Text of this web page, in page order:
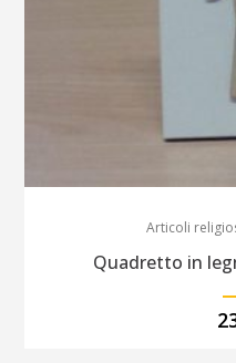
Articoli
Quadretto in